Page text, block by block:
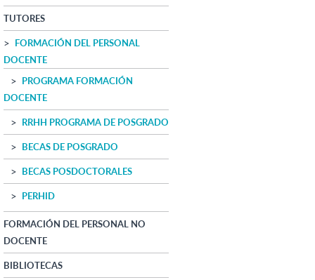
TUTORES
FORMACIÓN DEL PERSONAL
DOCENTE
PROGRAMA FORMACIÓN
DOCENTE
RRHH PROGRAMA DE POSGRADO
BECAS DE POSGRADO
BECAS POSDOCTORALES
PERHID
FORMACIÓN DEL PERSONAL NO
DOCENTE
BIBLIOTECAS